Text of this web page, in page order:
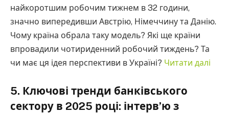
найкоротшим робочим тижнем в 32 години,
значно випередивши Австрію, Німеччину та Данію.
Чому країна обрала таку модель? Які ще країни
впровадили чотириденний робочий тиждень? Та
чи має ця ідея перспективи в Україні? Читати далі
5. Ключові тренди банківського
сектору в 2025 році: інтерв’ю з